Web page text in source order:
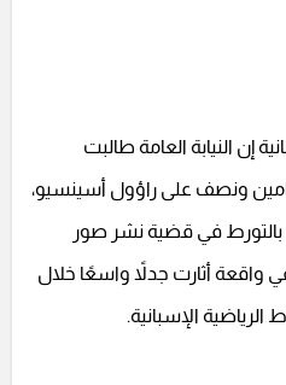
إن النيابة العامة طالبت
ونصف على راؤول أسينسيو،
بالتورط في قضية نشر صور
واقعة أثارت جدلاً واسعًا خلال
الإسبانية.